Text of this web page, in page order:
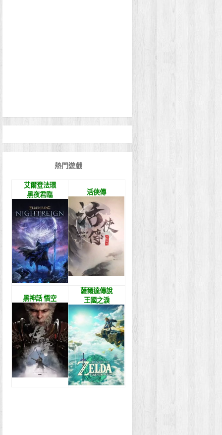
熱門遊戲
艾爾登法環
黑夜君臨
活俠傳
黑神話 悟空
薩爾達傳說
王國之淚